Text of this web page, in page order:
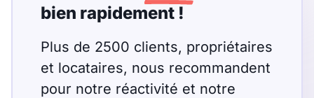
bien rapidement !
Plus de 2500 clients, propriétaires
et locataires, nous recommandent
pour notre réactivité et notre